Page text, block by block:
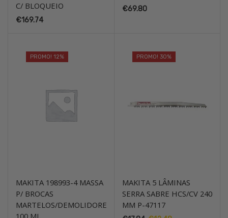
C/ BLOQUEIO
€169.74
€69.80
PROMO! 12%
MAKITA 198993-4 MASSA
P/ BROCAS
MARTELOS/DEMOLIDORES
100 ML
PROMO! 30%
MAKITA 5 LÂMINAS
SERRA SABRE HCS/CV 240
MM P-47117